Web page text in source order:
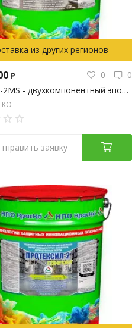
из других регионов
₽ 0
0
Эпоксол-2MS - двухкомпонентный эпоксидный грунт для бетонного пола, 25кг
заявку